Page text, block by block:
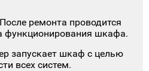
ремонта проводится
функционирования шкафа.
запускает шкаф с целью
всех систем.